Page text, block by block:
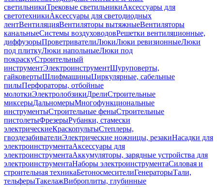
светильникиТрековые светильникиАксессуары для
светотехникиАксессуары для светодиодных
лентВентиляцияВентиляторы вытяжныеВентиляторы
канальныеСистемы воздуховодовРешетки вентиляционные,
диффузорыПроветривателиЛюкиЛюки ревизионныеЛюки
под плиткуЛюки напольныеЛюки под
покраскуСтроительный
инструментЭлектроинструментШуруповерты,
гайковертыШлифмашиныЦиркулярные, сабельные
пилыПерфораторы, отбойные
молоткиЭлектролобзикиДрелиСтроительные
миксерыДальномерыМногофункциональные
инструментыСтроительные феныСтроительные
пистолетыФрезерыРубанки, стамески
электрическиеКраскопультыСтеплеры,
гвоздезабивателиЭлектрические ножницы, резакиНасадки для
электроинструментаАксессуары для
электроинструментаАккумуляторы, зарядные устройства для
электроинструментаНаборы электроинструментаСиловая и
строительная техникаБетоносмесителиГенераторыТали,
тельферыТакелажВиброплиты, глубинные